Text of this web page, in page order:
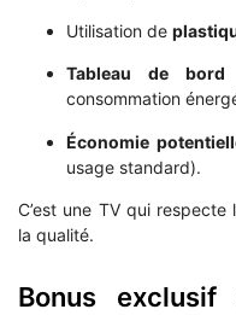
Utilisation de
Tableau de bord
consommation
Économie
usage standard).
C’est une TV qui respecte
la qualité.
Bonus